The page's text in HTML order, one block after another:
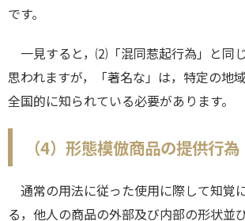
です。
一見すると，⑵「混同惹起行為」と同
思われますが，「著名な」は，特定の地
全国的に知られている必要があります。
（4）形態模倣商品の提供行為
通常の用法に従った使用に際して知覚
る，他人の商品の外部及び内部の形状並